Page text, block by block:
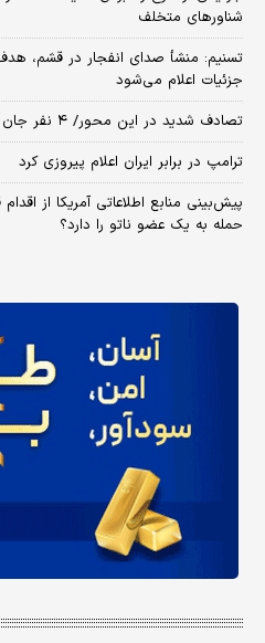
شناورهای متخلف
تسنیم: منشأ صدای انفجار در قشم،
جزئیات اعلام می‌شود
تصادف شدید در این محور/ ۴ نفر جان باختند
ترامپ در برابر ایران اعلام پیروزی کرد
پیش‌بینی منابع اطلاعاتی آمریکا از
حمله به یک عضو ناتو را دارد؟